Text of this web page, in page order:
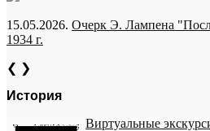
15.05.2026. Очерк Э. Лампена
1934 г.
❮ ❯
История
Виртуальные